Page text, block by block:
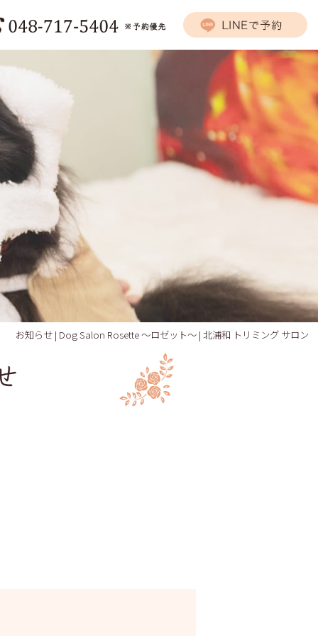
お知らせ | Dog Salon Rosette ～ロゼット～ | 北浦和 トリミング サロン